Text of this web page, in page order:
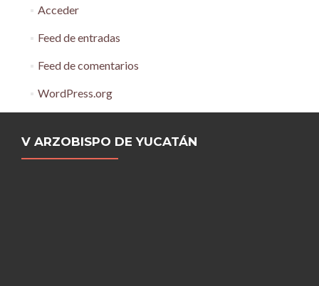
Acceder
Feed de entradas
Feed de comentarios
WordPress.org
V ARZOBISPO DE YUCATÁN